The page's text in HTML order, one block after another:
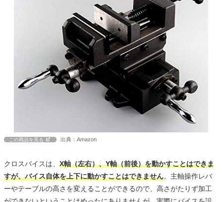
この商品を見る 出典：Amazon
クロスバイスは、 X軸（左右）、Y軸（前後）を動かすことはできま
すが、バイス自体を上下に動かすことはできません。主軸操作レバ
ーやテーブルの高さを変えることができるので、高さがたりず加工